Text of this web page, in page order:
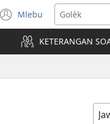
Mlebu
(opens
new
window)KETERANGAN